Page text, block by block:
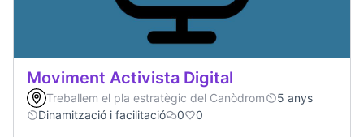
Moviment Activista Digital
Treballem el pla estratègic del Canòdrom
5 anys
Dinamització i facilitació
0 0